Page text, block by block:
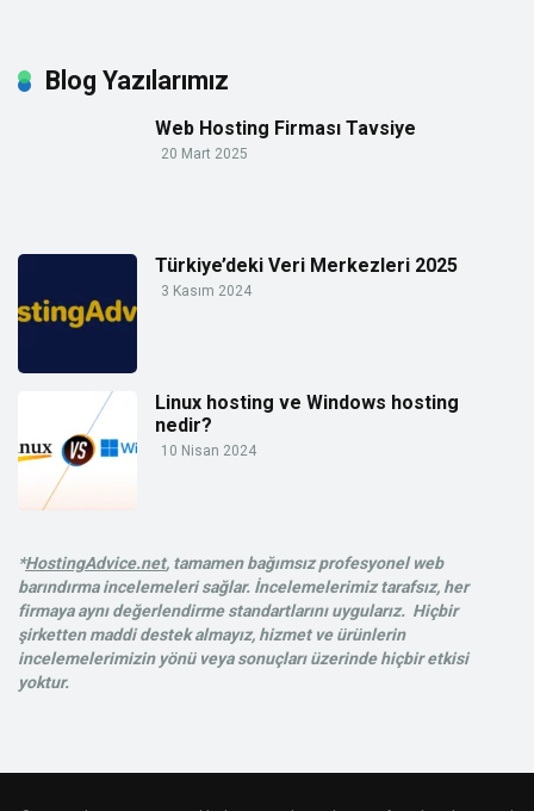
Blog Yazılarımız
Web Hosting Firması Tavsiye
20 Mart 2025
Türkiye’deki Veri Merkezleri 2025
3 Kasım 2024
Linux hosting ve Windows hosting
nedir?
10 Nisan 2024
*HostingAdvice.net, tamamen bağımsız profesyonel web
barındırma incelemeleri sağlar. İncelemelerimiz tarafsız, her
firmaya aynı değerlendirme standartlarını uygularız. Hiçbir
şirketten maddi destek almayız, hizmet ve ürünlerin
incelemelerimizin yönü veya sonuçları üzerinde hiçbir etkisi
yoktur.